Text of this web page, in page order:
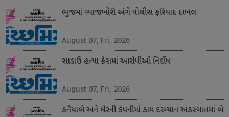
ભુજમાં વ્યાજખોરી અંગે પોલીસ ફરિયાદ દાખલ
August 07, Fri, 2026
સાડાઉ હત્યા કેસમાં આરોપીઓ નિર્દોષ
August 07, Fri, 2026
કનૈયાબે અને લેરની કંપનીમાં કામ દરમ્યાન અકસ્માતમાં બે